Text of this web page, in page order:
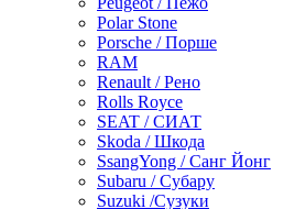
Polar Stone
Porsche / Порше
RAM
Renault / Рено
Rolls Royce
SEAT / СИАТ
Skoda / Шкода
SsangYong / Санг Йонг
Subaru / Субару
Suzuki /Сузуки